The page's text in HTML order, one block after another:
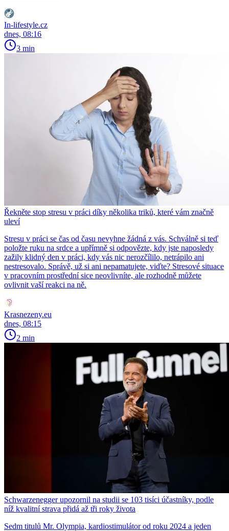
In-lifestyle.cz
dnes, 08:16
3 min
Řekněte stop stresu v práci díky několika triků, které vám značně
uleví
Stresu v práci se čas od času nevyhne žádná z vás. Schválně si teď
položte ruku na srdce a upřímně si odpovězte, kdy jste naposledy
zažily klidný den v práci, kdy vás nic nerozčílilo, netrápilo ani
nestresovalo. Správě, už si ani nepamatujete, viďte? Stresové situace
v pracovním prostřední sice neovlivníte, ale rozhodně můžete
ovlivnit vaší reakci na ně.
Krasnezeny.eu
dnes, 08:15
2 min
Schwarzenegger upozornil na studii se 103 tisíci účastníky, podle
níž kvalitní strava přidá až tři roky života
Sedm titulů Mr. Olympia, kardiostimulátor od roku 2024 a jeden